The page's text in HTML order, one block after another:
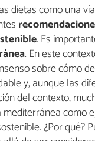
dietas como una
. Es
. En este
sobre cómo
y, aunque las
del contexto,
como
¿Por qué?